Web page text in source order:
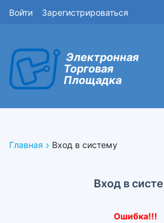
Войти Зарегистрироваться
Электронная
Торговая
Площадка
Главная Вход в систему
Вход в
Ошибка!!!